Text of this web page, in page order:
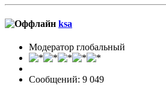
ksa
Модератор глобальный
Сообщений: 9 049